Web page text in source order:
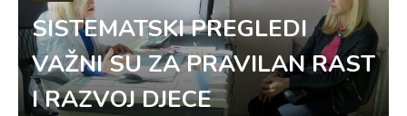
SISTEMATSKI PREGLEDI
VAŽNI SU ZA PRAVILAN RAST
I RAZVOJ DJECE